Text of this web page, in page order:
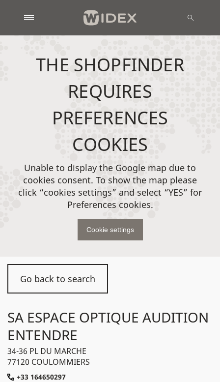
Go back to search
SA ESPACE OPTIQUE AUDITION
ENTENDRE
34-36 PL DU MARCHE
77120 COULOMMIERS
+33 164650297
THE SHOPFINDER
REQUIRES
PREFERENCES
COOKIES
Unable to display the Google map due to
cookies consent. To show the map please
click “cookies settings” and select “YES” for
Preferences cookies.
Cookie settings